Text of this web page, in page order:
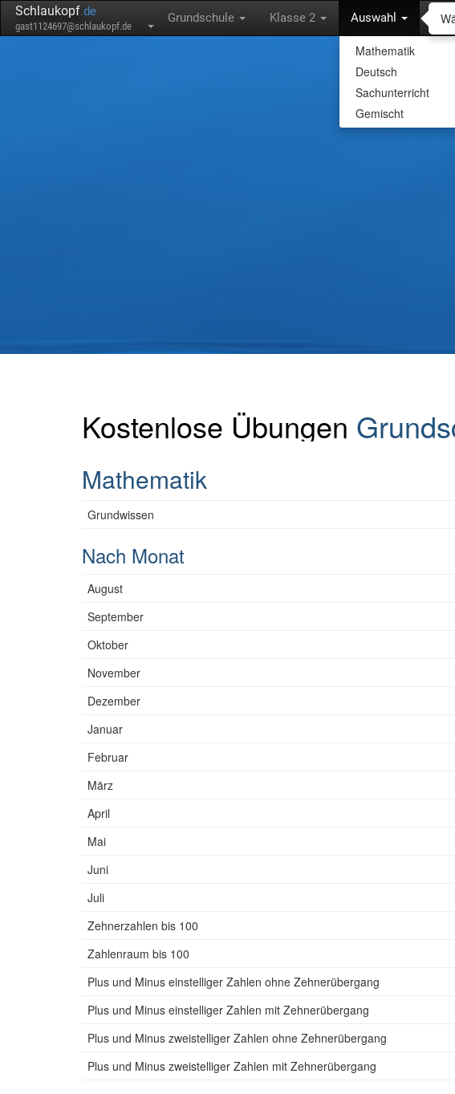
Schlaukopf.de
gast1124697@schlaukopf.de
Grundschule Klasse 2 Auswahl
Mathematik
Deutsch
Sachunterricht
Gemischt
Kostenlose Übungen
Mathematik
Grundwissen
Nach Monat
August
September
Oktober
November
Dezember
Januar
Februar
März
April
Mai
Juni
Juli
Zehnerzahlen bis 100
Zahlenraum bis 100
Plus und Minus einstelliger Zahlen ohne Zehnerübergang
Plus und Minus einstelliger Zahlen mit Zehnerübergang
Plus und Minus zweistelliger Zahlen ohne Zehnerübergang
Plus und Minus zweistelliger Zahlen mit Zehnerübergang